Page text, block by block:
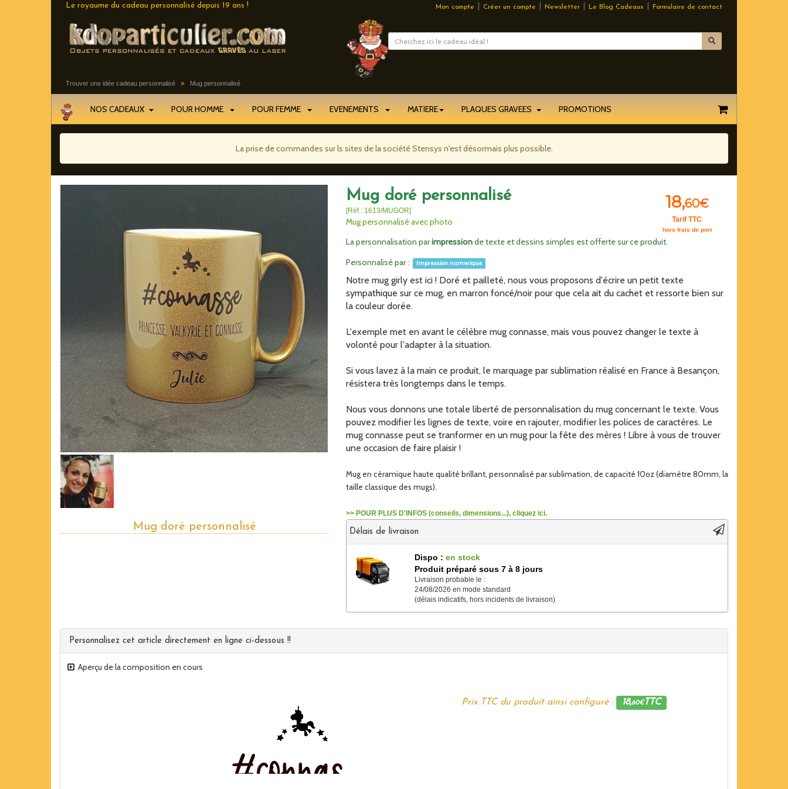
Le royaume du cadeau personnalisé depuis 19 ans ! Mon compte | Créer un compte | Newsletter | Le Blog Cadeaux | Formulaire de contact
Trouver une idée cadeau personnalisé » Mug personnalisé
NOS CADEAUX POUR HOMME POUR FEMME EVENEMENTS MATIERE PLAQUES GRAVEES PROMOTIONS
La prise de commandes sur ls sites de la société Stensys n'est désormais plus possible.
Mug doré personnalisé
Mug doré personnalisé
[Réf : 1613/MUGOR]
Mug personnalisé avec photo
18,60€
Tarif TTC
hors frais de port
La personnalisation parimpressionde texte et dessins simples est offerte sur ce produit.
Personnalisé par :
Impression numerique
Notre mug girly est ici ! Doré et pailleté, nous vous proposons d'écrire un petit texte
sympathique sur ce mug, en marron foncé/noir pour que cela ait du cachet et ressorte bien sur
la couleur dorée.
L'exemple met en avant le célèbre mug connasse, mais vous pouvez changer le texte à
volonté pour l'adapter à la situation.
Si vous lavez à la main ce produit, le marquage par sublimation réalisé en France à Besançon,
résistera très longtemps dans le temps.
Nous vous donnons une totale liberté de personnalisation du mug concernant le texte. Vous
pouvez modifier les lignes de texte, voire en rajouter, modifier les polices de caractères. Le
mug connasse peut se tranformer en un mug pour la fête des mères ! Libre à vous de trouver
une occasion de faire plaisir !
Mug en céramique haute qualité brillant, personnalisé par sublimation, de capacité 10oz (diamètre 80mm, la
taille classique des mugs).
>> POUR PLUS D'INFOS (conseils, dimensions...), cliquez ici.
Délais de livraison
Dispo : en stock
Produit préparé sous 7 à 8 jours
Livraison probable le :
24/08/2026 en mode standard
(délais indicatifs, hors incidents de livraison)
Personnalisez cet article directement en ligne ci-dessous !!
Aperçu de la composition en cours
Prix TTC du produit ainsi configuré : 18,60€TTC